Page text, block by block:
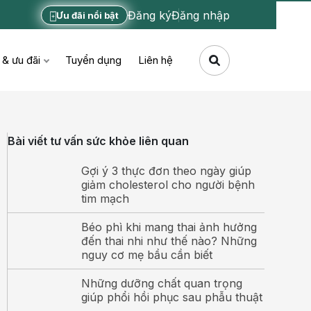
Ưu đãi nổi bật Đăng kýĐăng nhập
ưu đãi Tuyển dụng Liên hệ
Bài viết tư vấn sức khỏe liên quan
Gợi ý 3 thực đơn theo ngày giúp
giảm cholesterol cho người bệnh
tim mạch
Béo phì khi mang thai ảnh hưởng
đến thai nhi như thế nào? Những
nguy cơ mẹ bầu cần biết
Những dưỡng chất quan trọng
giúp phổi hồi phục sau phẫu thuật